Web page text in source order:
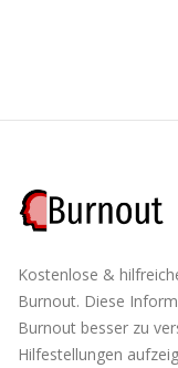
Kostenlose &
Burnout. Diese
Burnout besser zu
Hilfestellungen